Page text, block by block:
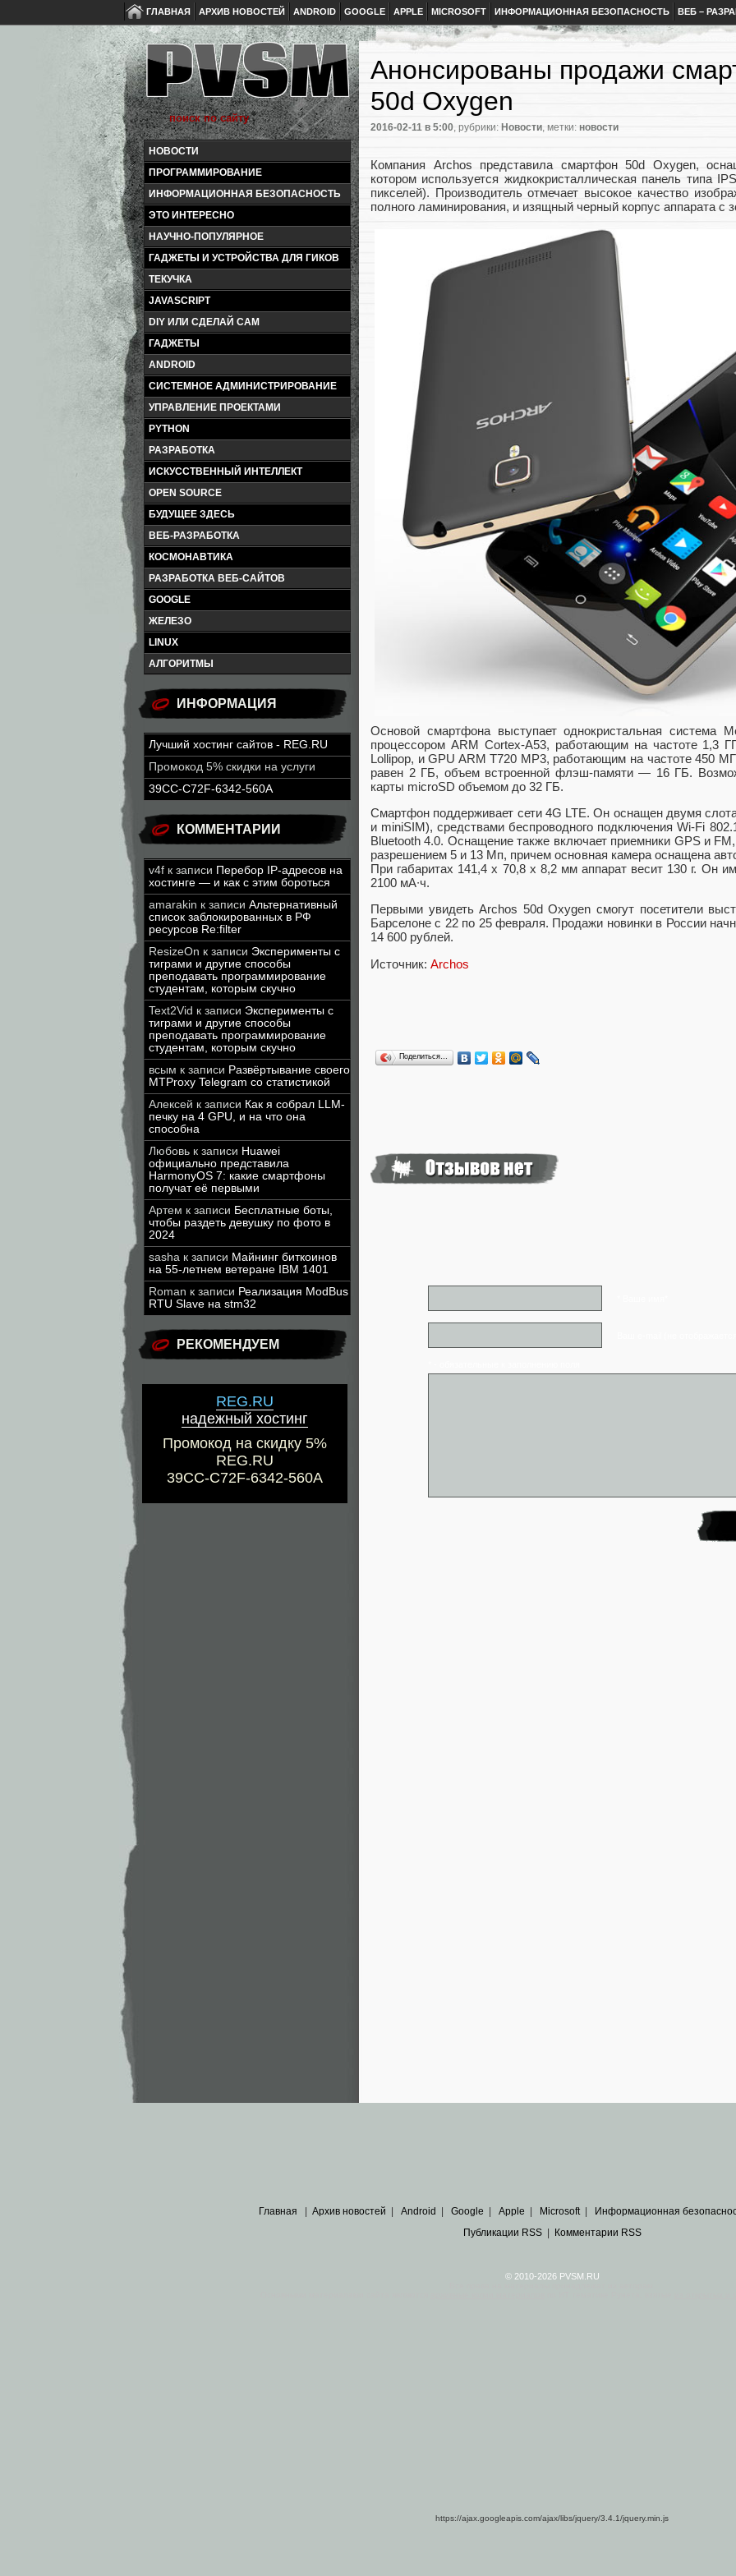
ГЛАВНАЯ АРХИВ НОВОСТЕЙ ANDROID GOOGLE APPLE MICROSOFT ИНФОРМАЦИОННАЯ БЕЗОПАСНОСТЬ ВЕБ –
НОВОСТИ
ПРОГРАММИРОВАНИЕ
ИНФОРМАЦИОННАЯ БЕЗОПАСНОСТЬ
ЭТО ИНТЕРЕСНО
НАУЧНО-ПОПУЛЯРНОЕ
ГАДЖЕТЫ И УСТРОЙСТВА ДЛЯ ГИКОВ
ТЕКУЧКА
JAVASCRIPT
DIY ИЛИ СДЕЛАЙ САМ
ГАДЖЕТЫ
ANDROID
СИСТЕМНОЕ АДМИНИСТРИРОВАНИЕ
УПРАВЛЕНИЕ ПРОЕКТАМИ
PYTHON
РАЗРАБОТКА
ИСКУССТВЕННЫЙ ИНТЕЛЛЕКТ
OPEN SOURCE
БУДУЩЕЕ ЗДЕСЬ
ВЕБ-РАЗРАБОТКА
КОСМОНАВТИКА
РАЗРАБОТКА ВЕБ-САЙТОВ
GOOGLE
ЖЕЛЕЗО
LINUX
АЛГОРИТМЫ
ИНФОРМАЦИЯ
Лучший хостинг сайтов - REG.RU
Промокод 5% скидки на услуги
39CC-C72F-6342-560A
КОММЕНТАРИИ
v4f к записи Перебор IP-адресов на
хостинге — и как с этим бороться
amarakin к записи Альтернативный
список заблокированных в РФ
ресурсов Re:filter
ResizeOn к записи Эксперименты с
тиграми и другие способы
преподавать программирование
студентам, которым скучно
Text2Vid к записи Эксперименты с
тиграми и другие способы
преподавать программирование
студентам, которым скучно
всым к записи Развёртывание своего
MTProxy Telegram со статистикой
Алексей к записи Как я собрал LLM-
печку на 4 GPU, и на что она
способна
Любовь к записи Huawei
официально представила
HarmonyOS 7: какие смартфоны
получат её первыми
Артем к записи Бесплатные боты,
чтобы раздеть девушку по фото в
2024
sasha к записи Майнинг биткоинов
на 55-летнем ветеране IBM 1401
Roman к записи Реализация ModBus
RTU Slave на stm32
РЕКОМЕНДУЕМ
REG.RU
надежный хостинг
Промокод на скидку 5%
REG.RU
39CC-C72F-6342-560A
Анонсированы продажи
50d Oxygen
2016-02-11 в 5:00, рубрики: Новости, метки: новости
Компания Archos представила смартфон 50d Oxygen,
котором используется жидкокристаллическая панель типа
пикселей). Производитель отмечает высокое качество
полного ламинирования, и изящный черный корпус аппарата с
Основой смартфона выступает однокристальная система
процессором ARM Cortex-A53, работающим на частоте 1,3
Lollipop, и GPU ARM T720 MP3, работающим на частоте 450
равен 2 ГБ, объем встроенной флэш-памяти — 16 ГБ.
карты microSD объемом до 32 ГБ.
Смартфон поддерживает сети 4G LTE. Он оснащен двумя
и miniSIM), средствами беспроводного подключения Wi-Fi
Bluetooth 4.0. Оснащение также включает приемники GPS и
разрешением 5 и 13 Мп, причем основная камера оснащена
При габаритах 141,4 x 70,8 x 8,2 мм аппарат весит 130 г. Он
2100 мА∙ч.
Первыми увидеть Archos 50d Oxygen смогут посетители
Барселоне с 22 по 25 февраля. Продажи новинки в России
14 600 рублей.
Источник: Archos
Поделиться…
Главная Архив новостей Android Google Apple Microsoft| Информационная
Публикации RSS| Комментарии RSS
© 2010-2026 PVSM.RU
https://ajax.googleapis.com/ajax/libs/jquery/3.4.1/jquery.min.js